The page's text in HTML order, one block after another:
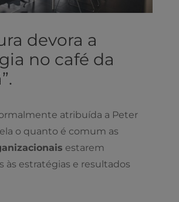
devora a
no café da
atribuída a Peter
o quanto é comum as
estarem
às estratégias e resultados